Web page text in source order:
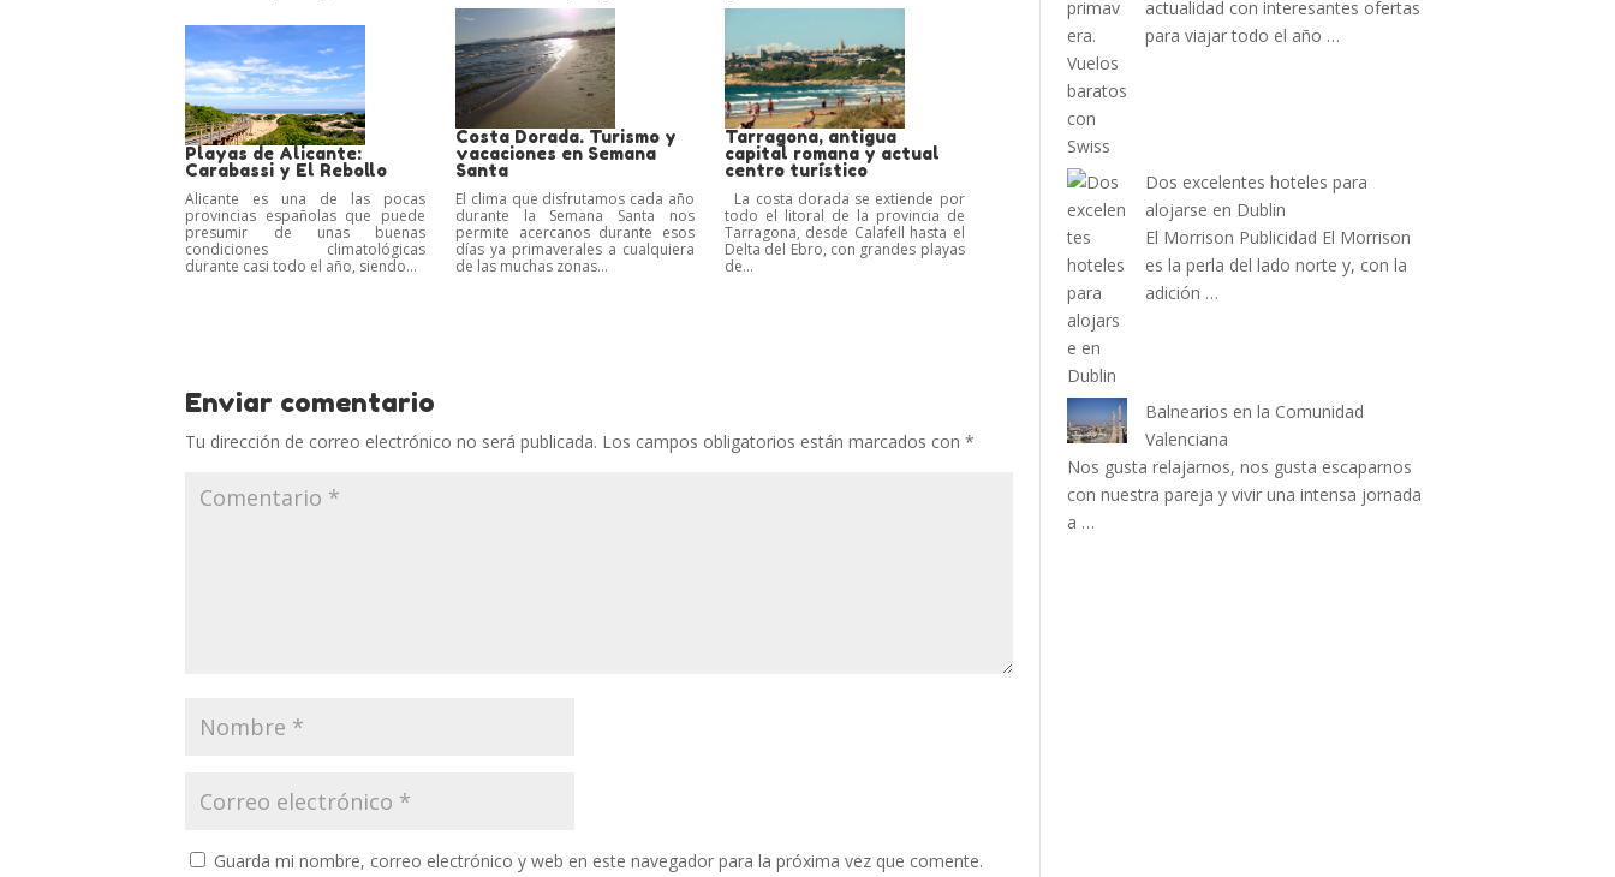
Playas de Alicante:
Carabassi y El Rebollo
Alicante es una de las pocas
provincias españolas que puede
presumir de unas buenas
condiciones climatológicas
durante casi todo el año, siendo...
Costa Dorada. Turismo y
vacaciones en Semana
Santa
El clima que disfrutamos cada año
durante la Semana Santa nos
permite acercanos durante esos
días ya primaverales a cualquiera
de las muchas zonas...
Tarragona, antigua
capital romana y actual
centro turístico
La costa dorada se extiende por
todo el litoral de la provincia de
Tarragona, desde Calafell hasta el
Delta del Ebro, con grandes playas
de...
Enviar comentario
Tu dirección de correo electrónico no será publicada. Los campos obligatorios están marcados con*
Guarda mi nombre, correo electrónico y web en este navegador para la próxima vez que comente.
actualidad con interesantes ofertas
para viajar todo el año …
Dos excelentes hoteles para
alojarse en Dublin
El Morrison Publicidad El Morrison
es la perla del lado norte y, con la
adición …
Balnearios en la Comunidad
Valenciana
Nos gusta relajarnos, nos gusta escaparnos
con nuestra pareja y vivir una intensa jornada
a …